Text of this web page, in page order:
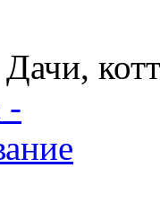
Дачи,